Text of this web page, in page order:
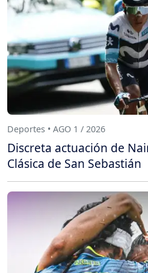
Deportes • AGO 1 / 2026
Discreta actuación de
Clásica de San Sebastián